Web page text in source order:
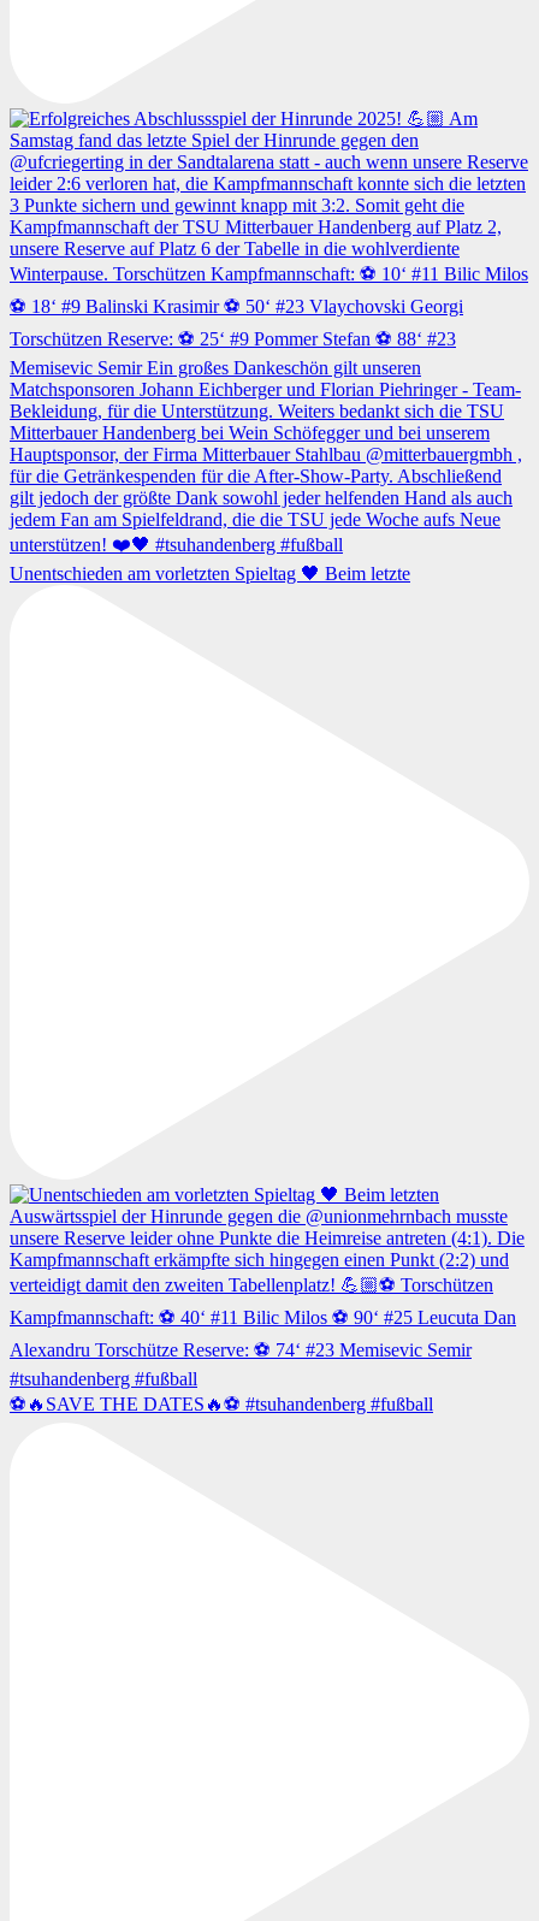
Unentschieden am vorletzten Spieltag 🖤 Beim letzte
⚽️🔥SAVE THE DATES🔥⚽️ #tsuhandenberg #fußball